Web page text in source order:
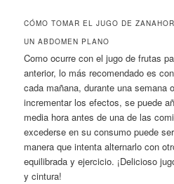
CÓMO TOMAR EL JUGO DE
UN ABDOMEN PLANO
Como ocurre con el jugo de frutas
anterior, lo más recomendado es
cada mañana, durante una semana
incrementar los efectos, se puede
media hora antes de una de las
excederse en su consumo puede
manera que intenta alternarlo con
equilibrada y ejercicio. ¡Delicioso
y cintura!